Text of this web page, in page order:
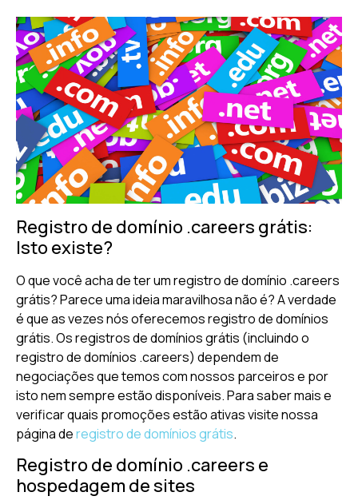
Registro de domínio .careers grátis:
Isto existe?
O que você acha de ter um registro de domínio .careers
grátis? Parece uma ideia maravilhosa não é? A verdade
é que as vezes nós oferecemos registro de domínios
grátis. Os registros de domínios grátis (incluindo o
registro de domínios .careers) dependem de
negociações que temos com nossos parceiros e por
isto nem sempre estão disponíveis. Para saber mais e
verificar quais promoções estão ativas visite nossa
página deregistro de domínios grátis.
Registro de domínio .careers e
hospedagem de sites